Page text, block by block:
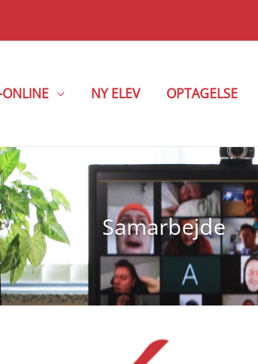
NY ELEV OPTAGELSE
Samarbejde